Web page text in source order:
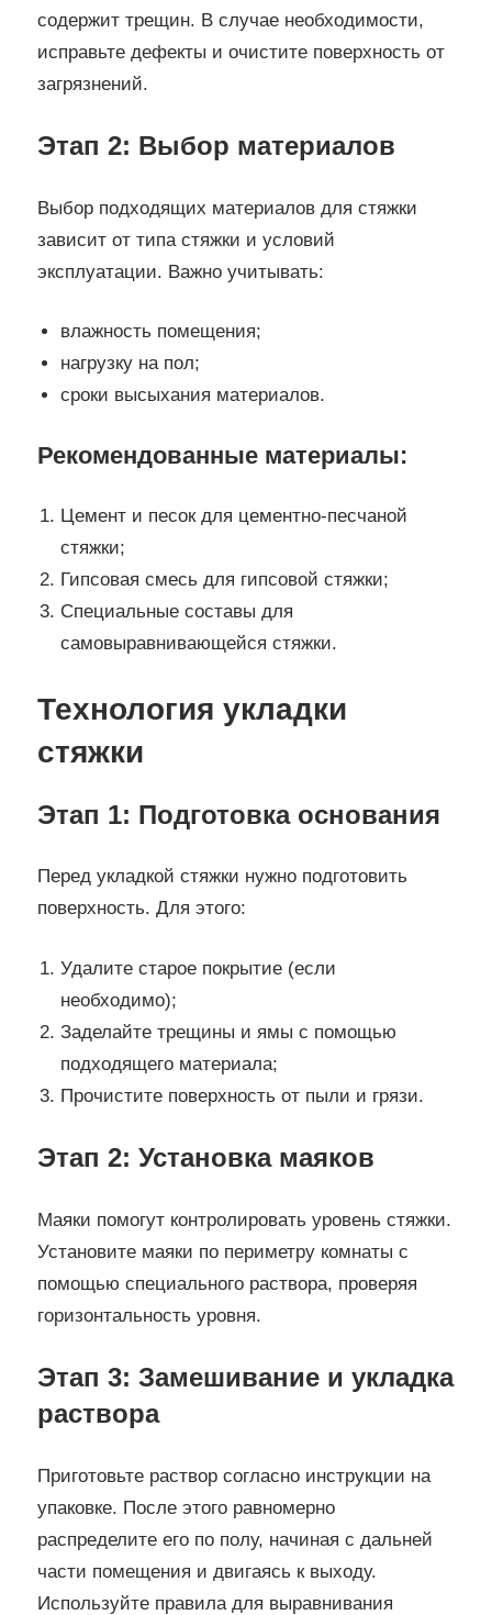
содержит трещин. В случае необходимости,
исправьте дефекты и очистите поверхность от
загрязнений.
Этап 2: Выбор материалов
Выбор подходящих материалов для стяжки
зависит от типа стяжки и условий
эксплуатации. Важно учитывать:
влажность помещения;
нагрузку на пол;
сроки высыхания материалов.
Рекомендованные материалы:
Цемент и песок для цементно-песчаной
стяжки;
Гипсовая смесь для гипсовой стяжки;
Специальные составы для
самовыравнивающейся стяжки.
Технология укладки
стяжки
Этап 1: Подготовка основания
Перед укладкой стяжки нужно подготовить
поверхность. Для этого:
Удалите старое покрытие (если
необходимо);
Заделайте трещины и ямы с помощью
подходящего материала;
Прочистите поверхность от пыли и грязи.
Этап 2: Установка маяков
Маяки помогут контролировать уровень стяжки.
Установите маяки по периметру комнаты с
помощью специального раствора, проверяя
горизонтальность уровня.
Этап 3: Замешивание и укладка
раствора
Приготовьте раствор согласно инструкции на
упаковке. После этого равномерно
распределите его по полу, начиная с дальней
части помещения и двигаясь к выходу.
Используйте правила для выравнивания